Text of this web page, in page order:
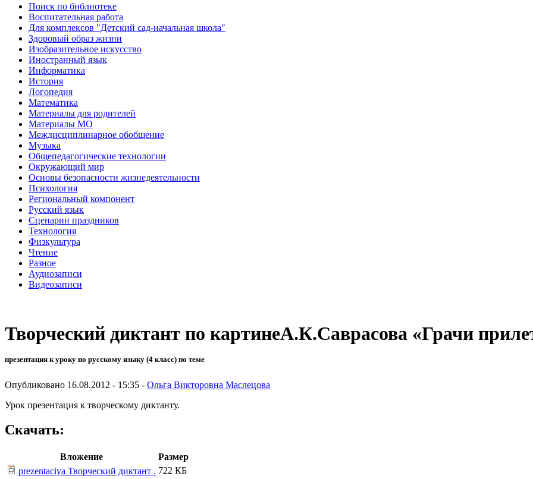
Поиск по библиотеке
Воспитательная работа
Для комплексов "Детский сад-начальная школа"
Здоровый образ жизни
Изобразительное искусство
Иностранный язык
Информатика
История
Логопедия
Математика
Материалы для родителей
Материалы МО
Междисциплинарное обобщение
Музыка
Общепедагогические технологии
Окружающий мир
Основы безопасности жизнедеятельности
Психология
Региональный компонент
Русский язык
Сценарии праздников
Технология
Физкультура
Чтение
Разное
Аудиозаписи
Видеозаписи
Творческий диктант по картинеА.К.Саврасова «Грачи
презентация к уроку по русскому языку (4 класс) по теме
Опубликовано 16.08.2012 - 15:35 - Ольга Викторовна Маслецова
Урок презентация к творческому диктанту.
Скачать:
Вложение
Размер
prezentaciya Творческий диктант . 722 КБ